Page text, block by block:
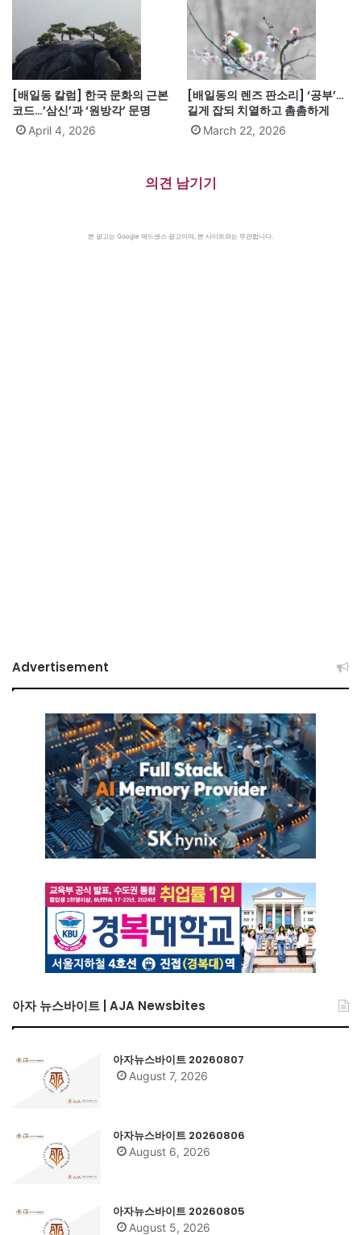
[배일동 칼럼] 한국 문화의 근본
코드…’삼신’과 ‘원방각’ 문명
April 4, 2026
[배일동의 렌즈 판소리] ‘공부’…
길게 잡되 치열하고 촘촘하게
March 22, 2026
의견 남기기
본 광고는 Google 애드센스 광고이며, 본 사이트와는 무관합니다.
Advertisement
아자 뉴스바이트 | AJA Newsbites
아자뉴스바이트 20260807
August 7, 2026
아자뉴스바이트 20260806
August 6, 2026
아자뉴스바이트 20260805
August 5, 2026